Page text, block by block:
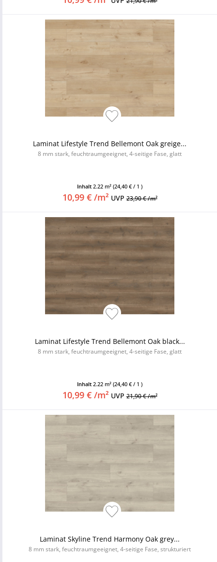
Laminat Lifestyle Trend Bellemont Oak greige...
8 mm stark, feuchtraumgeeignet, 4-seitige Fase, glatt
Inhalt 2.22 m² (24,40 € / 1 )
10,99 € /m² UVP23,90 € /m²
Laminat Lifestyle Trend Bellemont Oak black...
8 mm stark, feuchtraumgeeignet, 4-seitige Fase, glatt
Inhalt 2.22 m² (24,40 € / 1 )
10,99 € /m² UVP21,90 € /m²
Laminat Skyline Trend Harmony Oak grey...
8 mm stark, feuchtraumgeeignet, 4-seitige Fase, strukturiert